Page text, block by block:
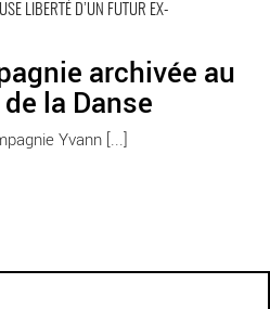
LIBERTÉ D’UN FUTUR EX-
archivée au
la Danse
Yvann [...]